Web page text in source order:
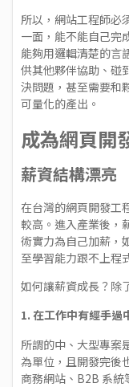
所以，網站工程師必
一面，能不能自己完
能夠用邏輯清楚的言
供其他夥伴協助、碰
決問題，甚至需要和
可量化的產出。
成為網頁開
薪資結構漂亮
在台灣的網頁開發工
較高。進入產業後，
術實力為自己加薪，
至學習能力跟不上程
如何讓薪資成長？除
1. 在工作中有經手過
所謂的中、大型專案
為單位，且開發完後
商務網站、B2B 系統